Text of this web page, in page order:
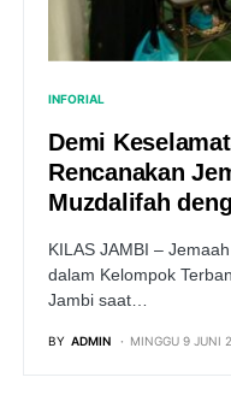
INFORIAL
Demi
Rencanakan
Muzdalifah
KILAS JAMBI –
dalam Kelompok
Jambi saat…
BY ADMIN MINGGU 9 JUNI